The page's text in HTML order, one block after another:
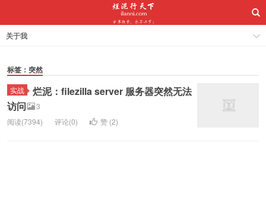
关于我
标签：突然
实战
烂泥：filezilla server 服务器突然无法
访问
3
阅读(7394)
评论(0) 赞 (2)